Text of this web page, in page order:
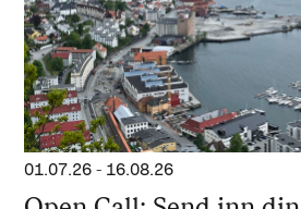
01.07.26 - 16.08.26